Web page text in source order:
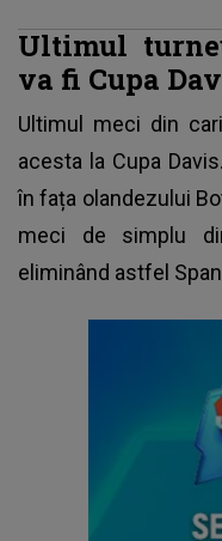
Ultimul
va fi Cupa
Ultimul meci din
acesta la Cupa
în fața olandezului
meci de simplu
eliminând astfel